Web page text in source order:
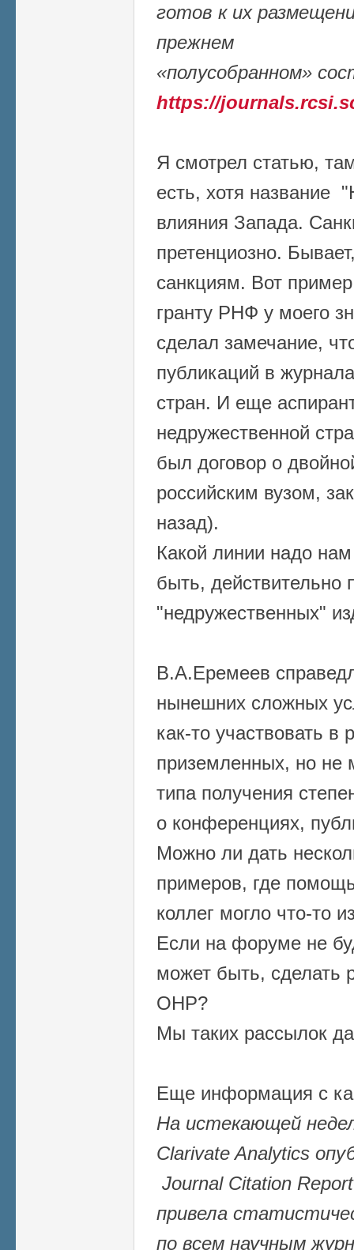
готов к их
прежнем
«полусобранном»
https://
Я смотрел статью,
есть, хотя название
влияния Запада.
претенциозно.
санкциям. Вот
гранту РНФ у моего
сделал замечание,
публикаций в
стран. И еще
недружественной
был договор о
российским вузом,
назад).
Какой линии надо
быть, действительно
"недружественных"
В.А.Еремеев
нынешних сложных
как-то участвовать в
приземленных, но не
типа получения
о конференциях,
Можно ли дать
примеров, где
коллег могло что-то
Если на форуме не
может быть, сделать
ОНР?
Мы таких рассылок
Еще информация с
На истекающей
Clarivate Analytics
Journal Citation
привела
по всем научным